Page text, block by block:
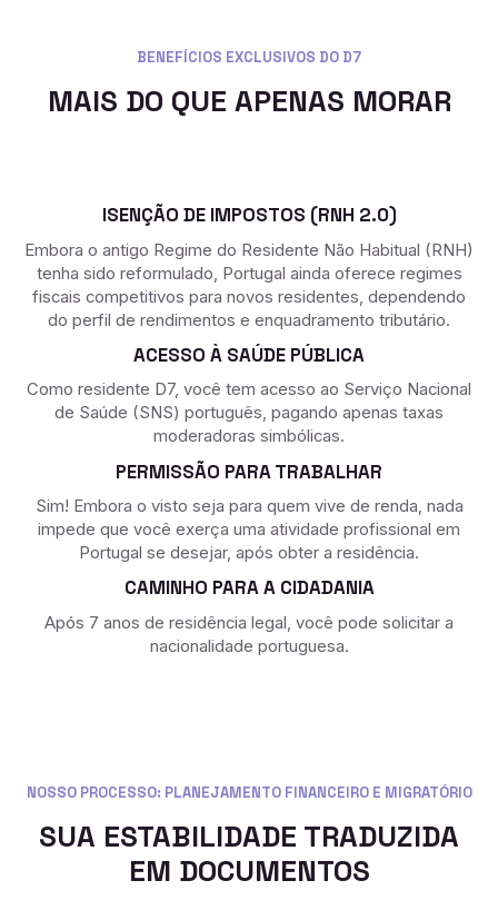
BENEFÍCIOS EXCLUSIVOS DO D7
MAIS DO QUE APENAS MORAR
ISENÇÃO DE IMPOSTOS (RNH 2.0)
Embora o antigo Regime do Residente Não Habitual (RNH)
tenha sido reformulado, Portugal ainda oferece regimes
fiscais competitivos para novos residentes, dependendo
do perfil de rendimentos e enquadramento tributário.
ACESSO À SAÚDE PÚBLICA
Como residente D7, você tem acesso ao Serviço Nacional
de Saúde (SNS) português, pagando apenas taxas
moderadoras simbólicas.
PERMISSÃO PARA TRABALHAR
Sim! Embora o visto seja para quem vive de renda, nada
impede que você exerça uma atividade profissional em
Portugal se desejar, após obter a residência.
CAMINHO PARA A CIDADANIA
Após 7 anos de residência legal, você pode solicitar a
nacionalidade portuguesa.
NOSSO PROCESSO: PLANEJAMENTO FINANCEIRO E MIGRATÓRIO
SUA ESTABILIDADE TRADUZIDA
EM DOCUMENTOS